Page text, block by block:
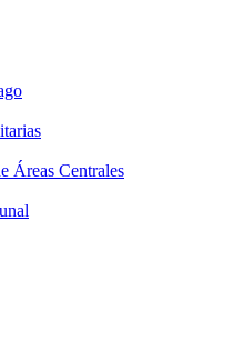
Áreas Centrales